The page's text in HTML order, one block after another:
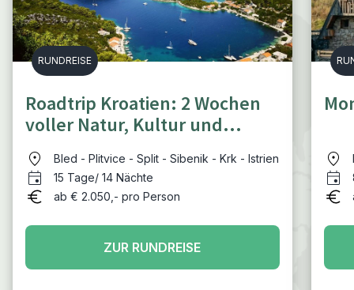
RUNDREISE
Roadtrip Kroatien: 2 Wochen
voller Natur, Kultur und
Entspannung
Bled - Plitvice - Split - Sibenik - Krk - Istrien
15 Tage/ 14 Nächte
ab € 2.050,- pro Person
ZUR RUNDREISE